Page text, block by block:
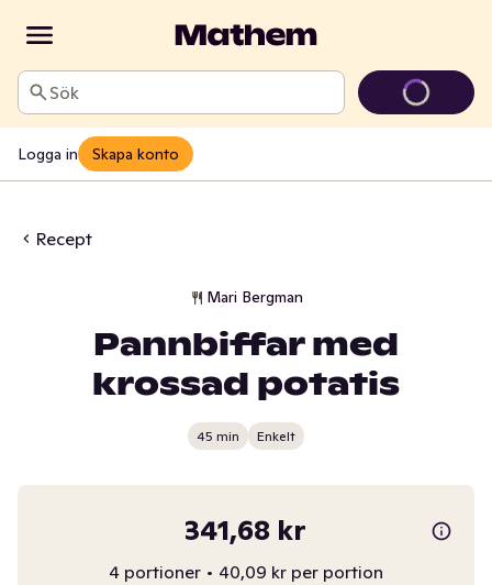
Sök
Logga in Skapa konto
Recept
Mari Bergman
Pannbiffar med
krossad potatis
45 min Enkelt
341,68 kr
4 portioner • 40,09 kr per portion